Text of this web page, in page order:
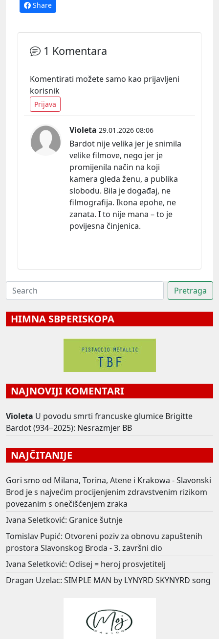
Share
1 Komentara
Komentirati možete samo kao prijavljeni
korisnik
Prijava
Violeta 29.01.2026 08:06
Bardot nije velika jer je snimila
velike filmove, nego jer je
promijenila način na koji
kamera gleda ženu, a publika
slobodu. Bila je događaj, ne
filmografija. Ikona epohe, ne
zanata. I to nije mana – to je
povijesna činjenica.
HIMNA SBPERISKOPA
NAJNOVIJI KOMENTARI
Violeta U povodu smrti francuske glumice Brigitte
Bardot (934‒2025): Nesrazmjer BB
NAJČITANIJE
Gori smo od Milana, Torina, Atene i Krakowa - Slavonski
Brod je s najvećim procijenjenim zdravstvenim rizikom
povezanim s onečišćenjem zraka
Ivana Seletković: Granice šutnje
Tomislav Pupić: Otvoreni poziv za obnovu zapuštenih
prostora Slavonskog Broda - 3. završni dio
Ivana Seletković: Odisej = heroj prosvjetitelj
Dragan Uzelac: SIMPLE MAN by LYNYRD SKYNYRD song